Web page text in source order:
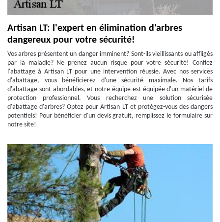
Artisan LT: l'expert en élimination d'arbres
dangereux pour votre sécurité!
Vos arbres présentent un danger imminent? Sont-ils vieillissants ou affligés
par la maladie? Ne prenez aucun risque pour votre sécurité! Confiez
l'abattage à Artisan LT pour une intervention réussie. Avec nos services
d'abattage, vous bénéficierez d'une sécurité maximale. Nos tarifs
d'abattage sont abordables, et notre équipe est équipée d'un matériel de
protection professionnel. Vous recherchez une solution sécurisée
d'abattage d'arbres? Optez pour Artisan LT et protégez-vous des dangers
potentiels! Pour bénéficier d'un devis gratuit, remplissez le formulaire sur
notre site!